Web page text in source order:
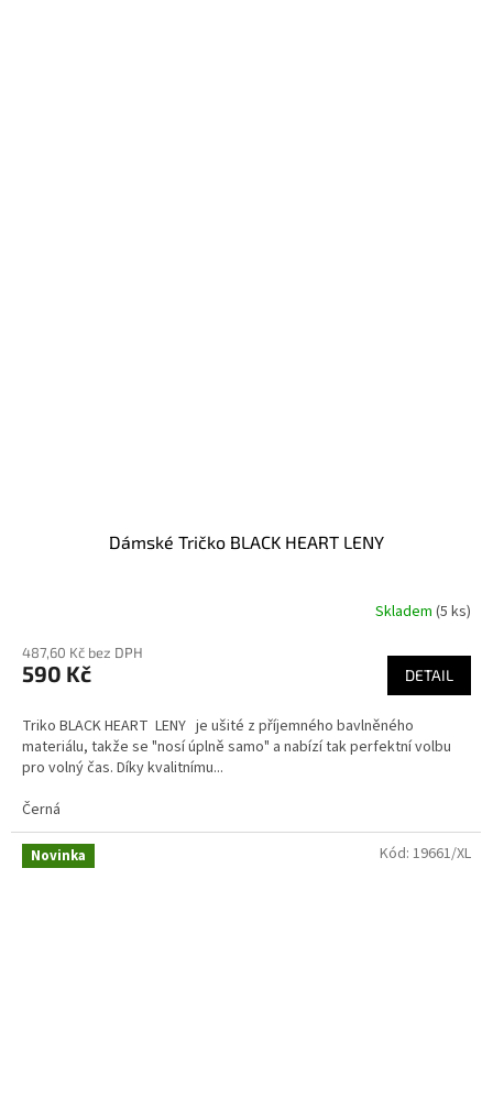
Dámské Tričko BLACK HEART LENY
Skladem (5 ks)
487,60 Kč bez DPH
590 Kč DETAIL
Triko BLACK HEART LENY je ušité z příjemného bavlněného
materiálu, takže se "nosí úplně samo" a nabízí tak perfektní volbu
pro volný čas. Díky kvalitnímu...
Černá
Novinka Kód: 19661/XL